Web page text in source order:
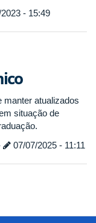
- 15:49
manter atualizados
situação de
07/07/2025 - 11:11